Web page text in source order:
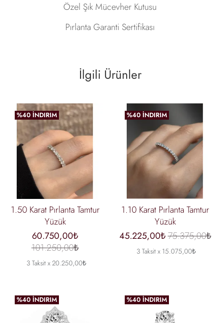
Özel Şık Mücevher Kutusu
Pırlanta Garanti Sertifikası
İlgili Ürünler
%40 İNDIRIM
1.50 Karat Pırlanta Tamtur
Yüzük
60.750,00₺
101.250,00₺
3 Taksit x 20.250,00₺
%40 İNDIRIM
1.10 Karat Pırlanta Tamtur
Yüzük
45.225,00₺75.375,00₺
3 Taksit x 15.075,00₺
%40 İNDIRIM %40 İNDIRIM